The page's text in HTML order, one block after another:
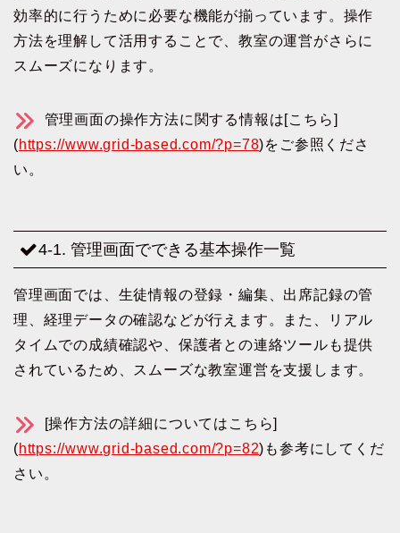
効率的に行うために必要な機能が揃っています。操作
方法を理解して活用することで、教室の運営がさらに
スムーズになります。
管理画面の操作方法に関する情報は[こちら]
(https://www.grid-based.com/?p=78)をご参照くださ
い。
4-1. 管理画面でできる基本操作一覧
管理画面では、生徒情報の登録・編集、出席記録の管
理、経理データの確認などが行えます。また、リアル
タイムでの成績確認や、保護者との連絡ツールも提供
されているため、スムーズな教室運営を支援します。
[操作方法の詳細についてはこちら]
(https://www.grid-based.com/?p=82)も参考にしてくだ
さい。